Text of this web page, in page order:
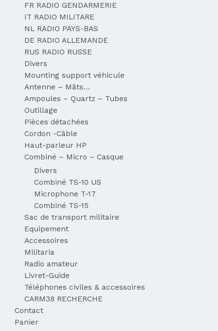
FR RADIO GENDARMERIE
IT RADIO MILITARE
NL RADIO PAYS-BAS
DE RADIO ALLEMANDE
RUS RADIO RUSSE
Divers
Mounting support véhicule
Antenne – Mâts…
Ampoules – Quartz – Tubes
Outillage
Pièces détachées
Cordon -Câble
Haut-parleur HP
Combiné – Micro – Casque
Divers
Combiné TS-10 US
Microphone T-17
Combiné TS-15
Sac de transport militaire
Equipement
Accessoires
Militaria
Radio amateur
Livret-Guide
Téléphones civiles & accessoires
CARM38 RECHERCHE
Contact
Panier